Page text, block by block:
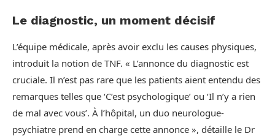
Le diagnostic, un moment décisif
L’équipe médicale, après avoir exclu les causes physiques,
introduit la notion de TNF. « L’annonce du diagnostic est
cruciale. Il n’est pas rare que les patients aient entendu des
remarques telles que ‘C’est psychologique’ ou ‘Il n’y a rien
de mal avec vous’. À l’hôpital, un duo neurologue-
psychiatre prend en charge cette annonce », détaille le Dr